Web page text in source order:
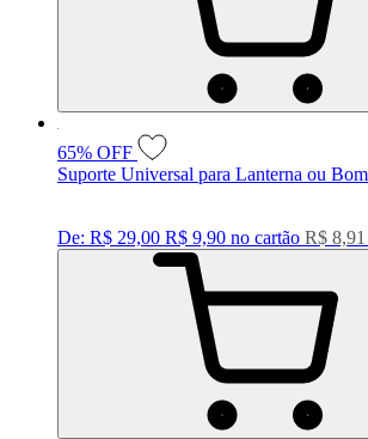
65% OFF
Suporte Universal para Lanterna ou
De: R$ 29,00 R$ 9,90 no cartão R$ 8,91